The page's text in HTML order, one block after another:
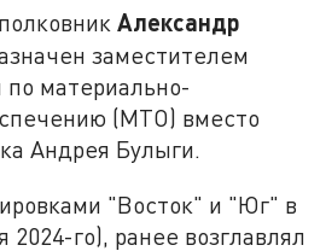
Александр
заместителем
материально-
(МТО) вместо
Андрея Булыги.
"Восток" и "Юг" в
го), ранее возглавлял